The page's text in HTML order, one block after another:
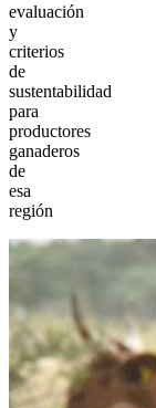
evaluación
y
criterios
de
sustentabilidad
para
productores
ganaderos
de
esa
región